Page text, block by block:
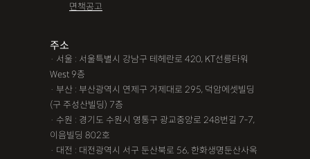
면책공고
주소
· 서울 : 서울특별시 강남구 테헤란로 420, KT선릉타워
West 9층
· 부산 : 부산광역시 연제구 거제대로 295, 덕암에셋빌딩
(구 주성산빌딩) 7층
· 수원 : 경기도 수원시 영통구 광교중앙로 248번길 7-7,
이음빌딩 802호
· 대전 : 대전광역시 서구 둔산북로 56, 한화생명둔산사옥